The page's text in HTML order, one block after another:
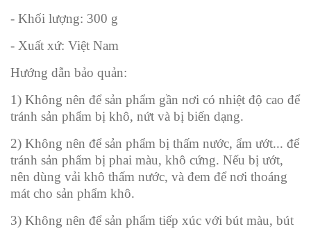
- Khối lượng: 300 g
- Xuất xứ: Việt Nam
Hướng dẫn bảo quản:
1) Không nên để sản phẩm gần nơi có nhiệt độ cao để
tránh sản phẩm bị khô, nứt và bị biến dạng.
2) Không nên để sản phẩm bị thấm nước, ẩm ướt... để
tránh sản phẩm bị phai màu, khô cứng. Nếu bị ướt,
nên dùng vải khô thấm nước, và đem để nơi thoáng
mát cho sản phẩm khô.
3) Không nên để sản phẩm tiếp xúc với bút màu, bút